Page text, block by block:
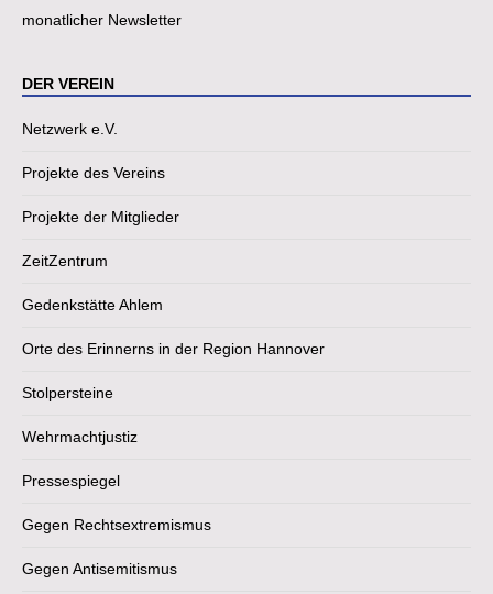
monatlicher Newsletter
DER VEREIN
Netzwerk e.V.
Projekte des Vereins
Projekte der Mitglieder
ZeitZentrum
Gedenkstätte Ahlem
Orte des Erinnerns in der Region Hannover
Stolpersteine
Wehrmachtjustiz
Pressespiegel
Gegen Rechtsextremismus
Gegen Antisemitismus